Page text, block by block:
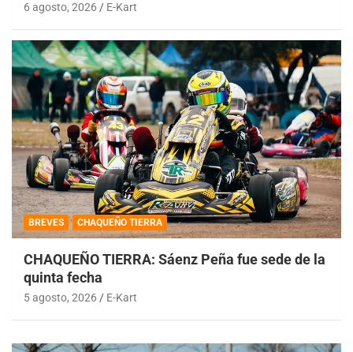
6 agosto, 2026 E-Kart
BREVES CHAQUEÑO TIERRA
CHAQUEÑO TIERRA: Sáenz Peña fue sede de la
quinta fecha
5 agosto, 2026 E-Kart